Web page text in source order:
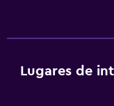
Lugares de